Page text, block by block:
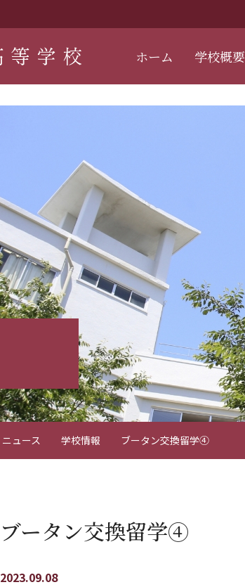
ホーム 学校概要
ニュース 学校情報 ブータン交換留学④
ブータン交換留学④
2023.09.08